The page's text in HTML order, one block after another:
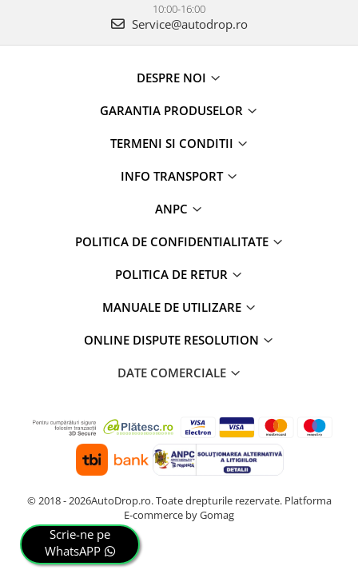
10:00-16:00
Service@autodrop.ro
DESPRE NOI
GARANTIA PRODUSELOR
TERMENI SI CONDITII
INFO TRANSPORT
ANPC
POLITICA DE CONFIDENTIALITATE
POLITICA DE RETUR
MANUALE DE UTILIZARE
ONLINE DISPUTE RESOLUTION
DATE COMERCIALE
© 2018 - 2026AutoDrop.ro. Toate drepturile rezervate. Platforma
E-commerce by Gomag
Scrie-ne pe
WhatsAPP